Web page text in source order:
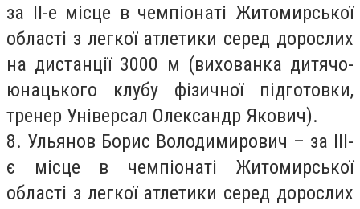
за II-е місце в чемпіонаті Житомирської
області з легкої атлетики серед дорослих
на дистанції 3000 м (вихованка дитячо-
юнацького клубу фізичної підготовки,
тренер Універсал Олександр Якович).
8. Ульянов Борис Володимирович – за III-
є місце в чемпіонаті Житомирської
області з легкої атлетики серед дорослих